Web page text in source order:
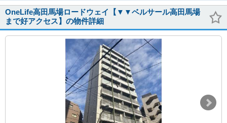
OneLife高田馬場ロードウェイ【▼▼ベルサール高田馬場
まで好アクセス】の物件詳細